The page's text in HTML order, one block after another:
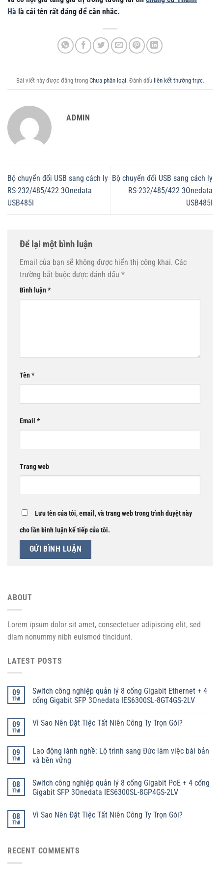
Hà là cái tên rất đáng để cân nhắc.
Bài viết này được đăng trong Chưa phân loại. Đánh dấu liên kết thường trực.
ADMIN
Bộ chuyển đổi USB sang cách ly
RS-232/485/422 3Onedata
USB485I
Bộ chuyển đổi USB sang cách ly
RS-232/485/422 3Onedata
USB485I
Để lại một bình luận
Email của bạn sẽ không được hiển thị công khai. Các
trường bắt buộc được đánh dấu *
Bình luận*
Tên*
Email *
Trang web
Lưu tên của tôi, email, và trang web trong trình duyệt này
cho lần bình luận kế tiếp của tôi.
ABOUT
Lorem ipsum dolor sit amet, consectetuer adipiscing elit, sed
diam nonummy nibh euismod tincidunt.
LATEST POSTS
09
Th8
Switch công nghiệp quản lý 8 cổng Gigabit Ethernet + 4
cổng Gigabit SFP 3Onedata IES6300SL-8GT4GS-2LV
09
Th8
Vì Sao Nên Đặt Tiệc Tất Niên Công Ty Trọn Gói?
09
Th8
Lao động lành nghề: Lộ trình sang Đức làm việc bài bản
và bền vững
08
Th8
Switch công nghiệp quản lý 8 cổng Gigabit PoE + 4 cổng
Gigabit SFP 3Onedata IES6300SL-8GP4GS-2LV
08
Th8
Vì Sao Nên Đặt Tiệc Tất Niên Công Ty Trọn Gói?
RECENT COMMENTS